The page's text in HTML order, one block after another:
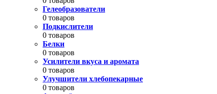
Гелеобразователи
0 товаров
Подкислители
0 товаров
Белки
0 товаров
Усилители вкуса и аромата
0 товаров
Улучшители хлебопекарные
0 товаров